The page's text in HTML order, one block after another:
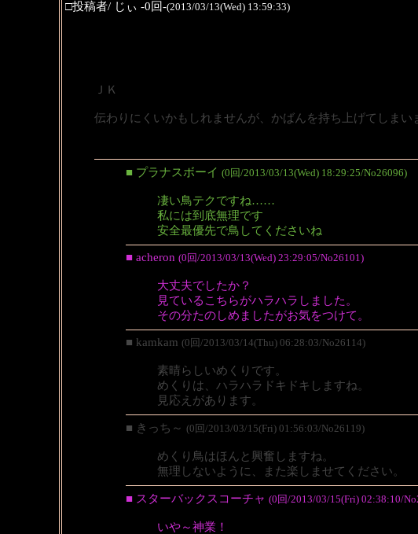
□投稿者/ じぃ -0回-(2013/03/13(Wed) 13:59:33)
ＪＫ
伝わりにくいかもしれませんが、かばんを持ち上げてしまい
■ プラナスボーイ (0回/2013/03/13(Wed) 18:29:25/No26096)
凄い鳥テクですね……
私には到底無理です
安全最優先で鳥してくださいね
■ acheron (0回/2013/03/13(Wed) 23:29:05/No26101)
大丈夫でしたか？
見ているこちらがハラハラしました。
その分たのしめましたがお気をつけて。
■ kamkam (0回/2013/03/14(Thu) 06:28:03/No26114)
素晴らしいめくりです。
めくりは、ハラハラドキドキしますね。
見応えがあります。
■ きっち～ (0回/2013/03/15(Fri) 01:56:03/No26119)
めくり鳥はほんと興奮しますね。
無理しないように、また楽しませてください。
■ スターバックスコーチャ (0回/2013/03/15(Fri) 02:38:10/
いや～神業！